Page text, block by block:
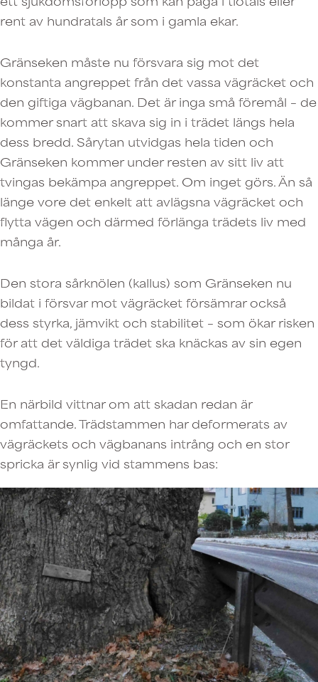
rent av hundratals år som i gamla ekar.
Gränseken måste nu försvara sig mot det
konstanta angreppet från det vassa vägräcket och
den giftiga vägbanan. Det är inga små föremål – de
kommer snart att skava sig in i trädet längs hela
dess bredd. Sårytan utvidgas hela tiden och
Gränseken kommer under resten av sitt liv att
tvingas bekämpa angreppet. Om inget görs. Än så
länge vore det enkelt att avlägsna vägräcket och
flytta vägen och därmed förlänga trädets liv med
många år.
Den stora sårknölen (kallus) som Gränseken nu
bildat i försvar mot vägräcket försämrar också
dess styrka, jämvikt och stabilitet – som ökar risken
för att det väldiga trädet ska knäckas av sin egen
tyngd.
En närbild vittnar om att skadan redan är
omfattande. Trädstammen har deformerats av
vägräckets och vägbanans intrång och en stor
spricka är synlig vid stammens bas: